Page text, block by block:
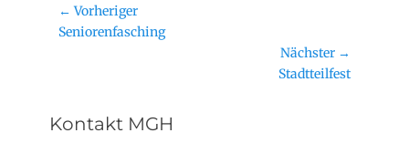
Beitragsnavigation
← Vorheriger
Vorheriger
Seniorenfasching
Nächster →
Stadtteilfest
Kontakt MGH